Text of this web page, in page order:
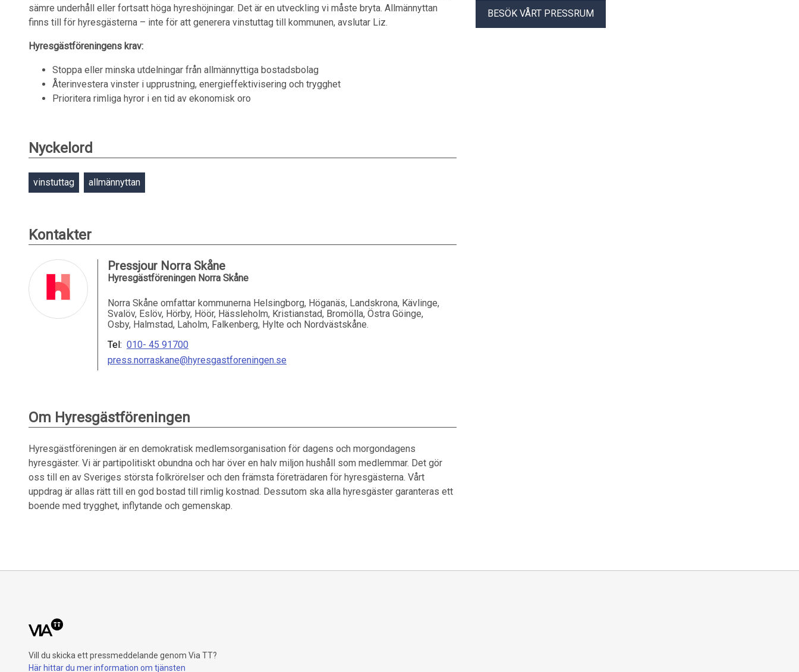
sämre underhåll eller fortsatt höga hyreshöjningar. Det är en utveckling vi måste bryta. Allmännyttan
finns till för hyresgästerna – inte för att generera vinstuttag till kommunen, avslutar Liz.
Hyresgästföreningens krav:
Stoppa eller minska utdelningar från allmännyttiga bostadsbolag
Återinvestera vinster i upprustning, energieffektivisering och trygghet
Prioritera rimliga hyror i en tid av ekonomisk oro
Nyckelord
vinstuttag allmännyttan
Kontakter
Pressjour Norra Skåne
Hyresgästföreningen Norra Skåne
Norra Skåne omfattar kommunerna Helsingborg, Höganäs, Landskrona, Kävlinge,
Svalöv, Eslöv, Hörby, Höör, Hässleholm, Kristianstad, Bromölla, Östra Göinge,
Osby, Halmstad, Laholm, Falkenberg, Hylte och Nordvästskåne.
Tel: 010- 45 91700
press.norraskane@hyresgastforeningen.se
Om Hyresgästföreningen
Hyresgästföreningen är en demokratisk medlemsorganisation för dagens och morgondagens
hyresgäster. Vi är partipolitiskt obundna och har över en halv miljon hushåll som medlemmar. Det gör
oss till en av Sveriges största folkrörelser och den främsta företrädaren för hyresgästerna. Vårt
uppdrag är allas rätt till en god bostad till rimlig kostnad. Dessutom ska alla hyresgäster garanteras ett
boende med trygghet, inflytande och gemenskap.
BESÖK VÅRT PRESSRUM
Vill du skicka ett pressmeddelande genom Via TT?
Här hittar du mer information om tjänsten